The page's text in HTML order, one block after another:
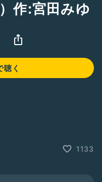
作:宮田みゆ
聴く
1133